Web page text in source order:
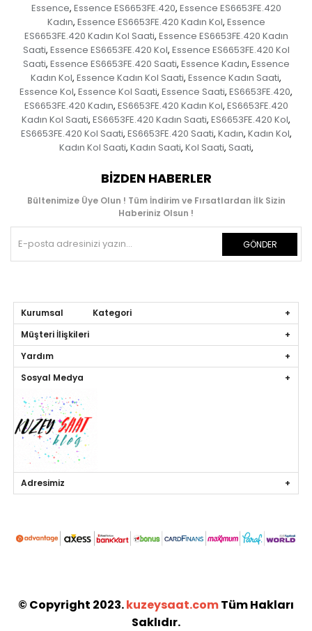
Essence, Essence ES6653FE.420, Essence ES6653FE.420
Kadın, Essence ES6653FE.420 Kadın Kol, Essence
ES6653FE.420 Kadın Kol Saati, Essence ES6653FE.420 Kadın
Saati, Essence ES6653FE.420 Kol, Essence ES6653FE.420 Kol
Saati, Essence ES6653FE.420 Saati, Essence Kadın, Essence
Kadın Kol, Essence Kadın Kol Saati, Essence Kadın Saati,
Essence Kol, Essence Kol Saati, Essence Saati, ES6653FE.420,
ES6653FE.420 Kadın, ES6653FE.420 Kadın Kol, ES6653FE.420
Kadın Kol Saati, ES6653FE.420 Kadın Saati, ES6653FE.420 Kol,
ES6653FE.420 Kol Saati, ES6653FE.420 Saati, Kadın, Kadın Kol,
Kadın Kol Saati, Kadın Saati, Kol Saati, Saati,
BIZDEN HABERLER
Bültenimize Üye Olun ! Tüm İndirim ve Fırsatlardan İlk Sizin
Haberiniz Olsun !
GÖNDER
Kurumsal Kategori
Müşteri İlişkileri
Yardım
Sosyal Medya
Adresimiz
© Copyright 2023.kuzeysaat.comTüm Hakları
Saklıdır.